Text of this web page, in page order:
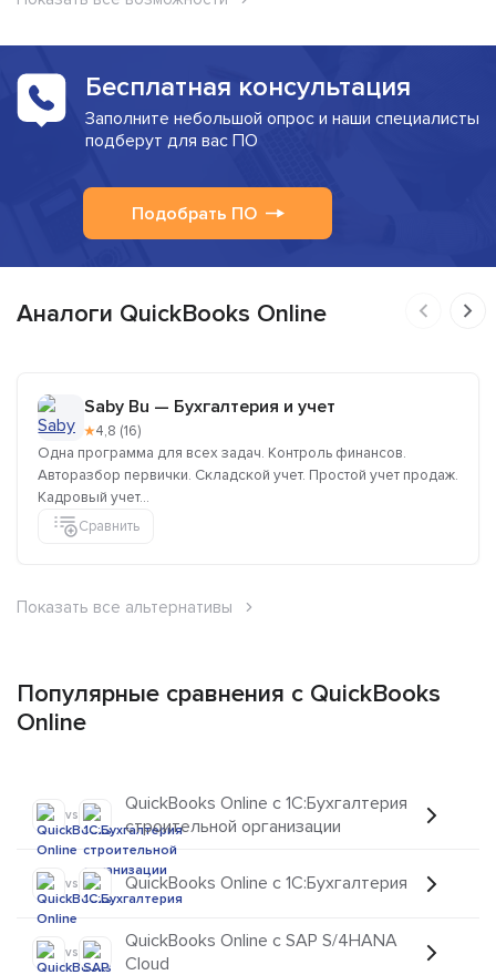
Бесплатная консультация
Заполните небольшой опрос и наши специалисты
подберут для вас ПО
Подобрать ПО
Аналоги QuickBooks Online
Saby Bu — Бухгалтерия и учет
★4,8 (16)
Одна программа для всех задач. Контроль финансов.
Авторазбор первички. Складской учет. Простой учет продаж.
Кадровый учет...
Сравнить
Показать все альтернативы
Популярные сравнения с QuickBooks
Online
vs
QuickBooks Online с 1C:Бухгалтерия
строительной организации
vs QuickBooks Online с 1C:Бухгалтерия
vs
QuickBooks Online с SAP S/4HANA
Cloud